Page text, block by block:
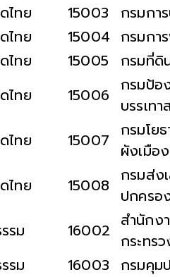
ไทย 15003
กรมกา
ไทย 15004 กรมกา
ไทย 15005
กรมที่ดิ
ไทย 15006 กรมป้อ
บรรเท
ไทย 15007 กรมโย
ผังเมือง
ไทย 15008 กรมส่ง
ปกครอ
รม 16002 สำนักง
กระทร
รม 16003 กรมคุม